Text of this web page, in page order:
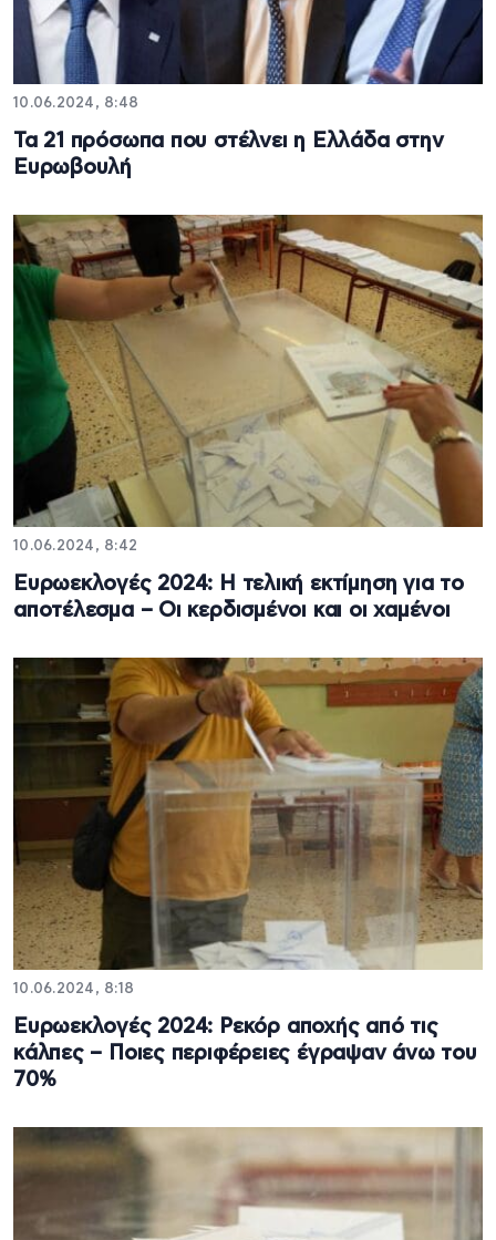
10.06.2024, 8:48
Τα 21 πρόσωπα που στέλνει η Ελλάδα στην
Ευρωβουλή
10.06.2024, 8:42
Ευρωεκλογές 2024: Η τελική εκτίμηση για το
αποτέλεσμα – Οι κερδισμένοι και οι χαμένοι
10.06.2024, 8:18
Ευρωεκλογές 2024: Ρεκόρ αποχής από τις
κάλπες – Ποιες περιφέρειες έγραψαν άνω του
70%